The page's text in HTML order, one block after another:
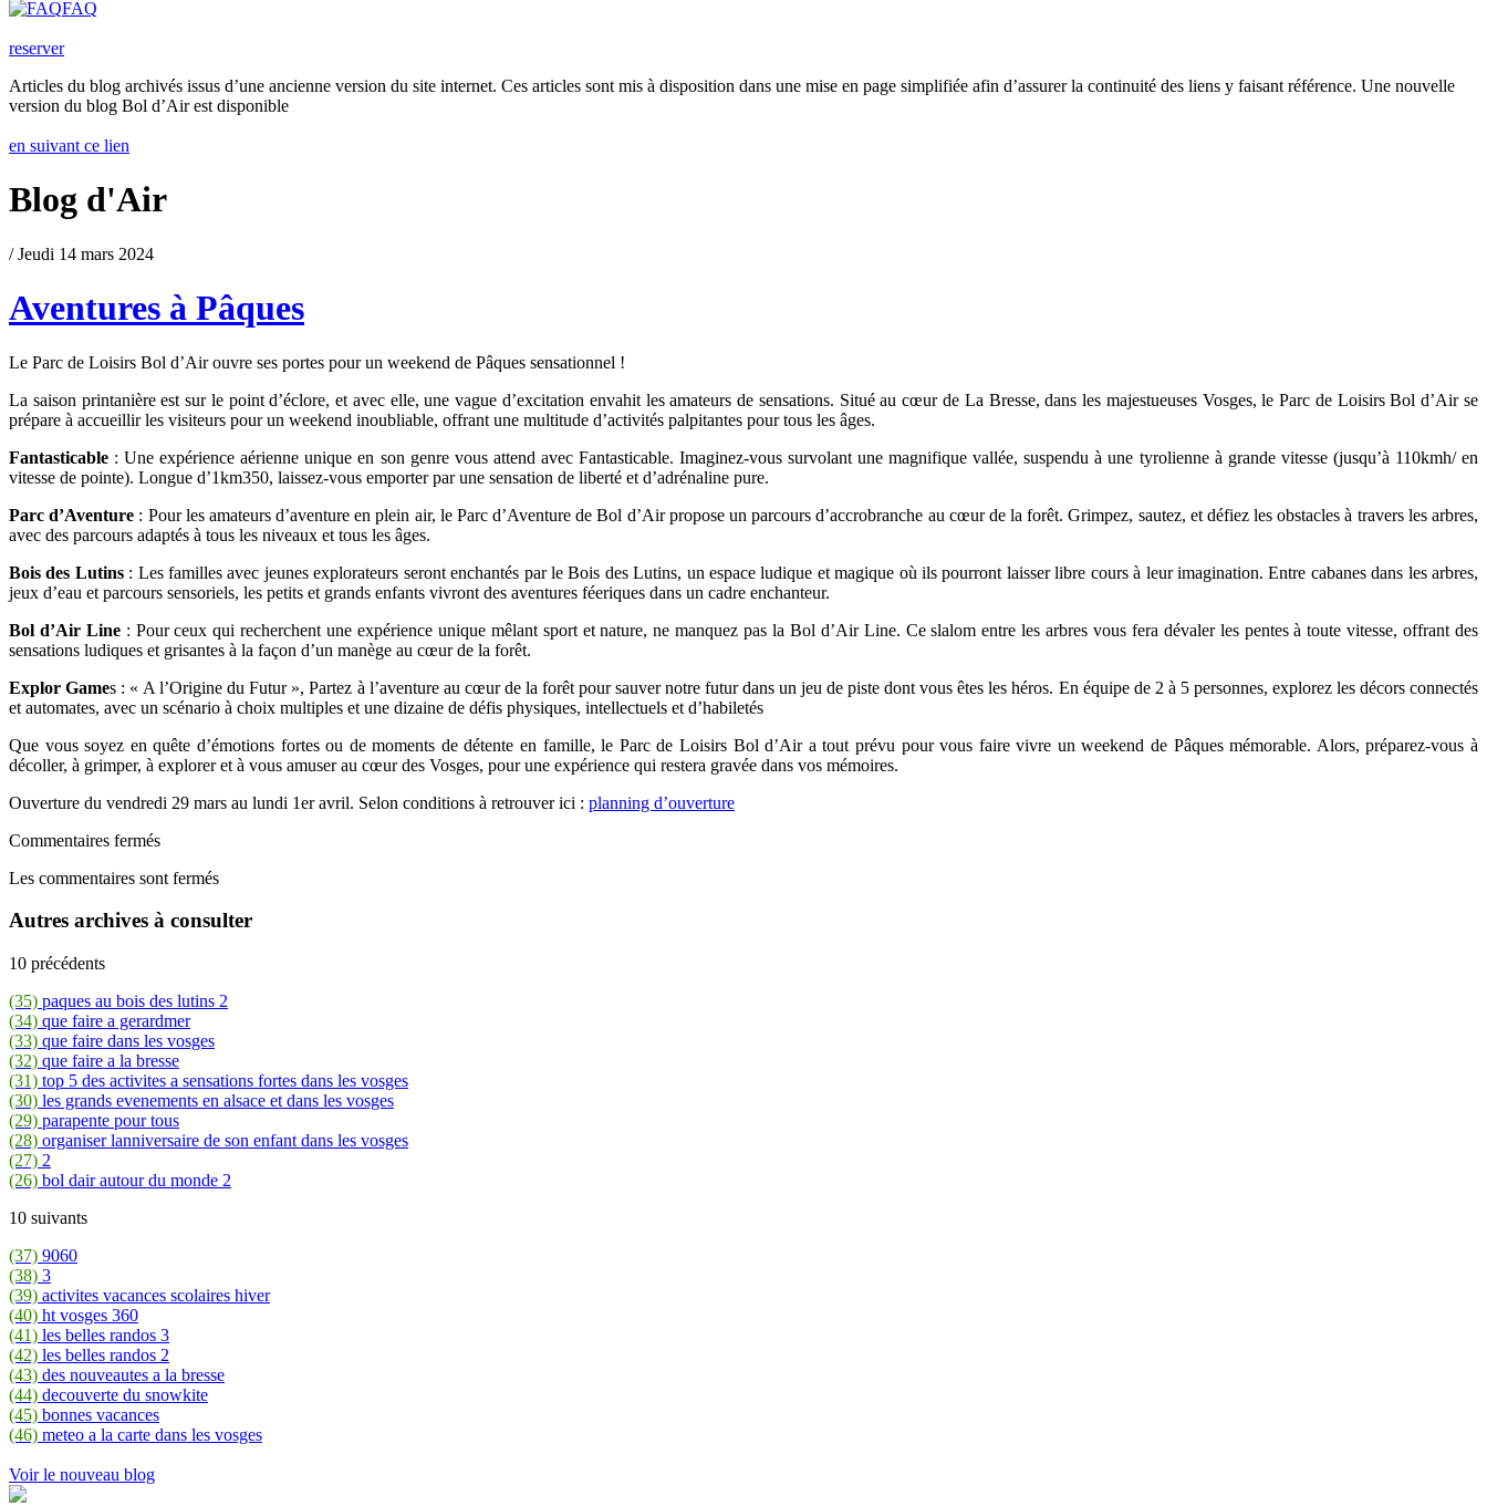
FAQ
reserver
Articles du blog archivés issus d’une ancienne version du site internet. Ces articles sont mis à disposition dans une mise en page simplifiée afin d’assurer la continuité des liens y faisant référence. Une nouvelle
version du blog Bol d’Air est disponible
en suivant ce lien
Blog d'Air
/ Jeudi 14 mars 2024
Aventures à Pâques
Le Parc de Loisirs Bol d’Air ouvre ses portes pour un weekend de Pâques sensationnel !
La saison printanière est sur le point d’éclore, et avec elle, une vague d’excitation envahit les amateurs de sensations. Situé au cœur de La Bresse, dans les majestueuses Vosges, le Parc de Loisirs Bol d’Air se
prépare à accueillir les visiteurs pour un weekend inoubliable, offrant une multitude d’activités palpitantes pour tous les âges.
Fantasticable : Une expérience aérienne unique en son genre vous attend avec Fantasticable. Imaginez-vous survolant une magnifique vallée, suspendu à une tyrolienne à grande vitesse (jusqu’à 110kmh/ en
vitesse de pointe). Longue d’1km350, laissez-vous emporter par une sensation de liberté et d’adrénaline pure.
Parc d’Aventure : Pour les amateurs d’aventure en plein air, le Parc d’Aventure de Bol d’Air propose un parcours d’accrobranche au cœur de la forêt. Grimpez, sautez, et défiez les obstacles à travers les arbres,
avec des parcours adaptés à tous les niveaux et tous les âges.
Bois des Lutins: Les familles avec jeunes explorateurs seront enchantés par le Bois des Lutins, un espace ludique et magique où ils pourront laisser libre cours à leur imagination. Entre cabanes dans les arbres,
jeux d’eau et parcours sensoriels, les petits et grands enfants vivront des aventures féeriques dans un cadre enchanteur.
Bol d’Air Line: Pour ceux qui recherchent une expérience unique mêlant sport et nature, ne manquez pas la Bol d’Air Line. Ce slalom entre les arbres vous fera dévaler les pentes à toute vitesse, offrant des
sensations ludiques et grisantes à la façon d’un manège au cœur de la forêt.
Explor Games : « A l’Origine du Futur », Partez à l’aventure au cœur de la forêt pour sauver notre futur dans un jeu de piste dont vous êtes les héros. En équipe de 2 à 5 personnes, explorez les décors connectés
et automates, avec un scénario à choix multiples et une dizaine de défis physiques, intellectuels et d’habiletés
Que vous soyez en quête d’émotions fortes ou de moments de détente en famille, le Parc de Loisirs Bol d’Air a tout prévu pour vous faire vivre un weekend de Pâques mémorable. Alors, préparez-vous à
décoller, à grimper, à explorer et à vous amuser au cœur des Vosges, pour une expérience qui restera gravée dans vos mémoires.
Ouverture du vendredi 29 mars au lundi 1er avril. Selon conditions à retrouver ici : planning d’ouverture
Commentaires fermés
Les commentaires sont fermés
Autres archives à consulter
10 précédents
(35) paques au bois des lutins 2
(34) que faire a gerardmer
(33) que faire dans les vosges
(32) que faire a la bresse
(31) top 5 des activites a sensations fortes dans les vosges
(30) les grands evenements en alsace et dans les vosges
(29) parapente pour tous
(28) organiser lanniversaire de son enfant dans les vosges
(27) 2
(26) bol dair autour du monde 2
10 suivants
(37) 9060
(38) 3
(39) activites vacances scolaires hiver
(40) ht vosges 360
(41) les belles randos 3
(42) les belles randos 2
(43) des nouveautes a la bresse
(44) decouverte du snowkite
(45) bonnes vacances
(46) meteo a la carte dans les vosges
Voir le nouveau blog